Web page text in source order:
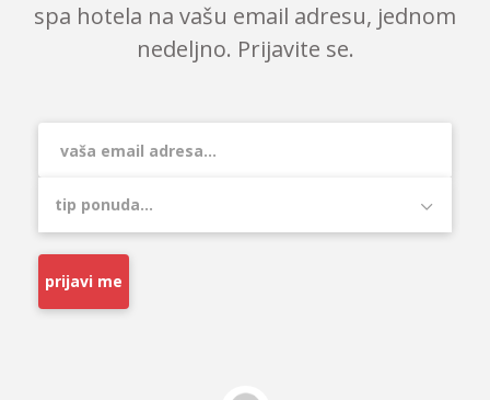
spa hotela na vašu email adresu, jednom
nedeljno. Prijavite se.
prijavi me